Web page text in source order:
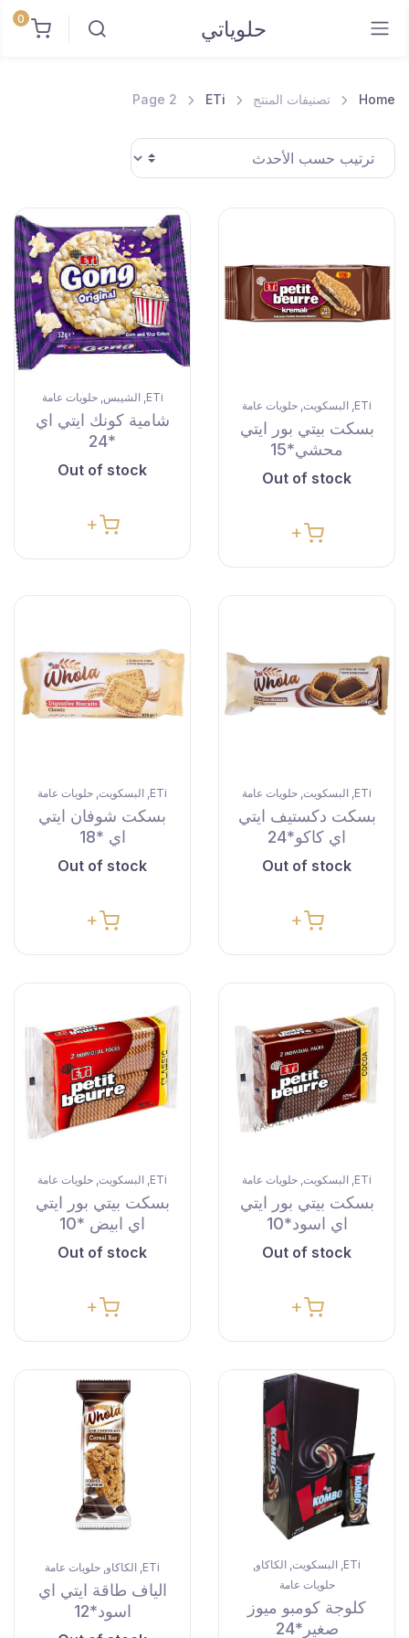
حلوياتي 0
Home تصنيفات المنتج ETi
Page 2
ETi
, البسكويت, حلويات عامة
بسكت بيتي بور ايتي
محشي*15
Out of stock
ETi
, الشيبس,حلويات عامة
شامية كونك ايتي اي
*24
Out of stock
ETi
, البسكويت, حلويات عامة
بسكت دكستيف ايتي
اي كاكو*24
Out of stock
ETi
, البسكويت, حلويات عامة
بسكت شوفان ايتي
اي *18
Out of stock
ETi
, البسكويت, حلويات عامة
بسكت بيتي بور ايتي
اي اسود*10
Out of stock
ETi
, البسكويت, حلويات عامة
بسكت بيتي بور ايتي
اي ابيض *10
Out of stock
ETi
, البسكويت, الكاكاو,
حلويات عامة
كلوجة كومبو ميوز
صغير*24
ETi
, الكاكاو, حلويات عامة
الياف طاقة ايتي اي
اسود*12